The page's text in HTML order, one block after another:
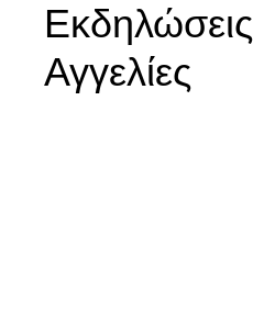
Εκδηλώσεις
Αγγελίες